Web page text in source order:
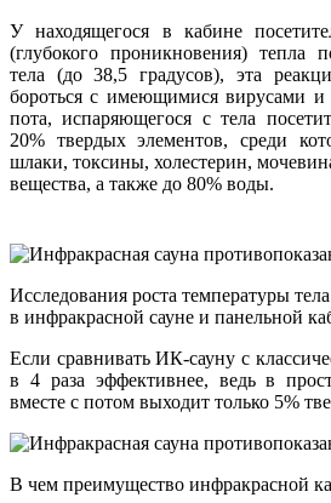
У находящегося в кабине
(глубокого проникновения) тепла
тела (до 38,5 градусов), эта
бороться с имеющимися вирусами
пота, испаряющегося с тела
20% твердых элементов, среди
шлаки, токсины, холестерин,
вещества, а также до 80% воды.
Исследования роста температуры
в инфракрасной сауне и панельной
Если сравнивать ИК-сауну с
в 4 раза эффективнее, ведь в
вместе с потом выходит только 5%
В чем преимущество инфракрасной